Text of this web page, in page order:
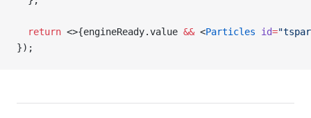
  return
<>{engineReady.value && <Particles id=
});